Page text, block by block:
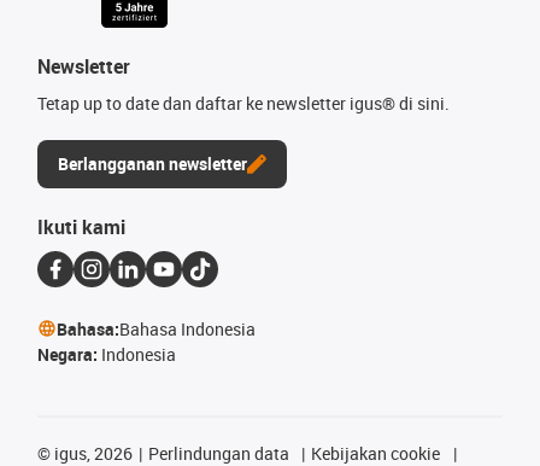
Newsletter
Tetap up to date dan daftar ke newsletter igus® di sini.
Berlangganan newsletter
Ikuti kami
Bahasa:Bahasa Indonesia
Negara: Indonesia
© igus, 2026 Perlindungan data
Kebijakan cookie